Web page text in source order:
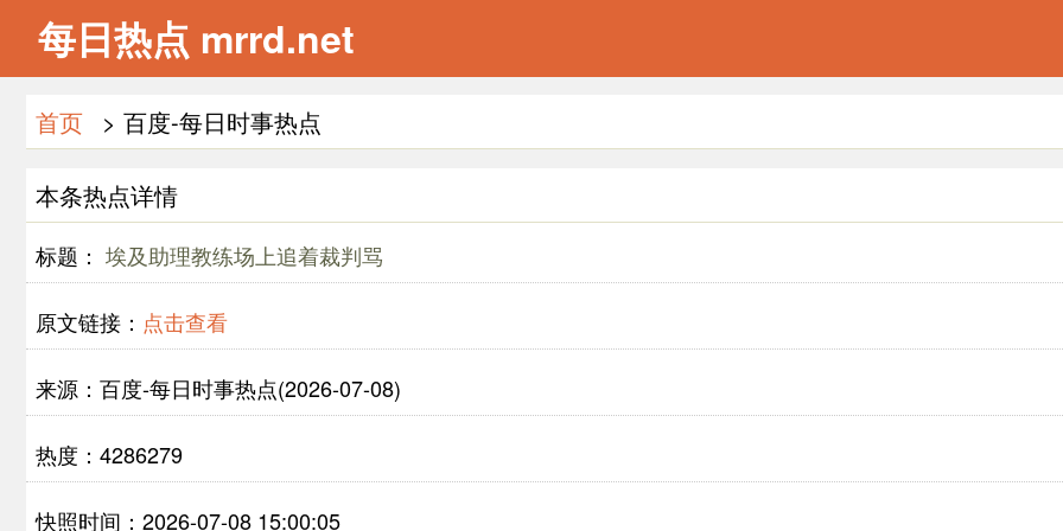
每日热点 mrrd.net
首页 > 百度-每日时事热点
本条热点详情
标题： 埃及助理教练场上追着裁判骂
原文链接： 点击查看
来源：百度-每日时事热点(2026-07-08)
热度：4286279
快照时间：2026-07-08 15:00:05